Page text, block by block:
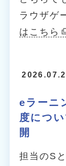
ラウザゲ
はこちら
eラーニ
度につ
開
担当のS